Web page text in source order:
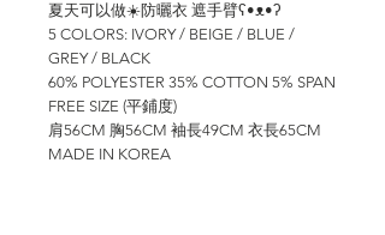
夏天可以做☀️防曬衣 遮手臂ʕ•ᴥ•ʔ
5 COLORS: IVORY / BEIGE / BLUE /
GREY / BLACK
60% POLYESTER 35% COTTON 5% SPAN
FREE SIZE (平鋪度)
肩56CM 胸56CM 袖長49CM 衣長65CM
MADE IN KOREA